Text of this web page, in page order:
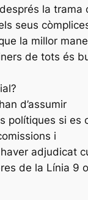
la trama
seus
la millor
de tots és
d’assumir
polítiques si es
i
adjudicat
de la Línia 9